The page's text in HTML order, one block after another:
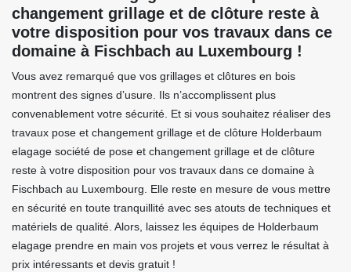
changement grillage et de clôture reste à
votre disposition pour vos travaux dans ce
domaine à Fischbach au Luxembourg !
Vous avez remarqué que vos grillages et clôtures en bois
montrent des signes d’usure. Ils n’accomplissent plus
convenablement votre sécurité. Et si vous souhaitez réaliser des
travaux pose et changement grillage et de clôture Holderbaum
elagage société de pose et changement grillage et de clôture
reste à votre disposition pour vos travaux dans ce domaine à
Fischbach au Luxembourg. Elle reste en mesure de vous mettre
en sécurité en toute tranquillité avec ses atouts de techniques et
matériels de qualité. Alors, laissez les équipes de Holderbaum
elagage prendre en main vos projets et vous verrez le résultat à
prix intéressants et devis gratuit !